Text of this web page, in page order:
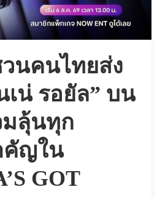
นคนไทยส่ง
เน่ รอยัล” บน
มลุ้นทุก
คัญใน
GOT